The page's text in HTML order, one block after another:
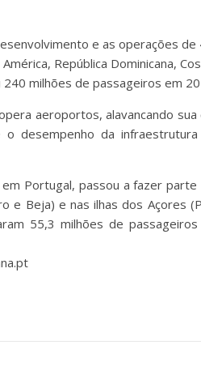
e as operações
República Dominicana,
milhões de passageiros em
aeroportos, alavancando sua
desempenho da infraestrutura
Portugal, passou a fazer parte
Beja) e nas ilhas dos Açores
55,3 milhões de